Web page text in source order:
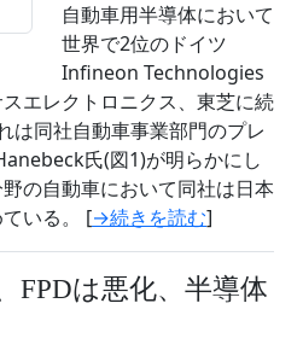
自動車用半導体において
世界で2位のドイツ
Infineon Technologies
エレクトロニクス、東芝に続
は同社自動車事業部門のプレ
氏(図1)が明らかにし
の自動車において同社は日本
いる。 [→続きを読む]
FPDは悪化、半導体